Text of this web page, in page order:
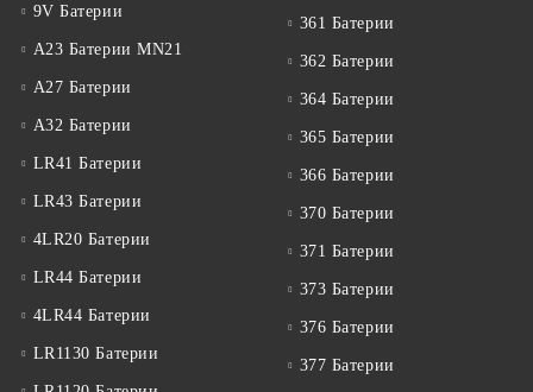
9V Батерии
A23 Батерии MN21
A27 Батерии
A32 Батерии
LR41 Батерии
LR43 Батерии
4LR20 Батерии
LR44 Батерии
4LR44 Батерии
LR1130 Батерии
361 Батерии
362 Батерии
364 Батерии
365 Батерии
366 Батерии
370 Батерии
371 Батерии
373 Батерии
376 Батерии
377 Батерии